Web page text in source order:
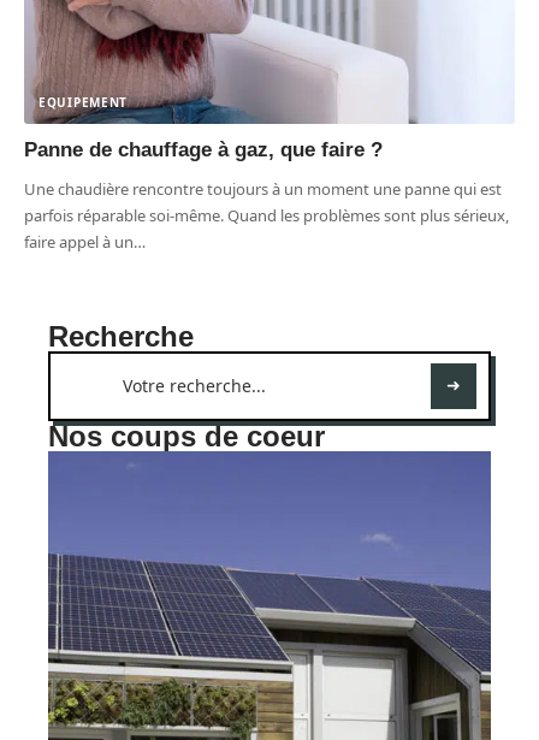
EQUIPEMENT
Panne de chauffage à gaz, que faire ?
Une chaudière rencontre toujours à un moment une panne qui est
parfois réparable soi-même. Quand les problèmes sont plus sérieux,
faire appel à un…
Recherche
Nos coups de coeur